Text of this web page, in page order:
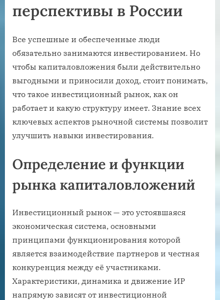
перспективы в России
Все успешные и обеспеченные люди
обязательно занимаются инвестированием. Но
чтобы капиталовложения были действительно
выгодными и приносили доход, стоит понимать,
что такое инвестиционный рынок, как он
работает и какую структуру имеет. Знание всех
ключевых аспектов рыночной системы позволит
улучшить навыки инвестирования.
Определение и функции
рынка капиталовложений
Инвестиционный рынок — это устоявшаяся
экономическая система, основными
принципами функционирования которой
является взаимодействие партнеров и честная
конкуренция между её участниками.
Характеристики, динамика и движение ИР
напрямую зависят от инвестиционной